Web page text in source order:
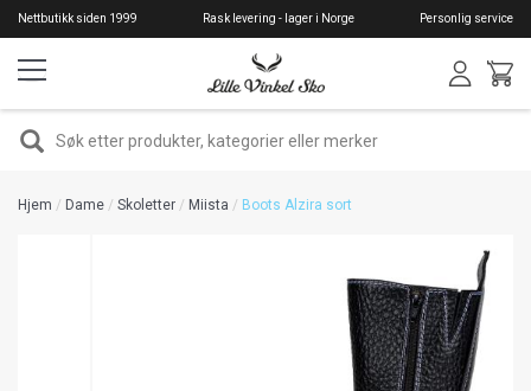
Hopp
til
hovedinnhold
Nettbutikk siden 1999 Rask levering - lager i Norge Personlig service
SØK
Hjem Dame Skoletter Miista Boots Alzira sort